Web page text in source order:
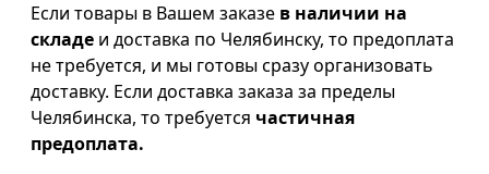
Если товары в Вашем заказе в наличии на
складе и доставка по Челябинску, то предоплата
не требуется, и мы готовы сразу организовать
доставку. Если доставка заказа за пределы
Челябинска, то требуется частичная
предоплата.